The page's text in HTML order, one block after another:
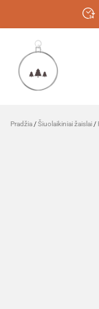
Pradžia /Šiuolaikiniai žaislai /